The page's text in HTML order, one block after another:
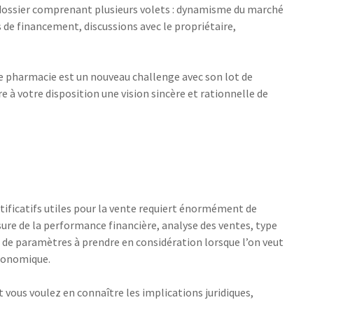
comprenant plusieurs volets : dynamisme du marché
financement, discussions avec le propriétaire,
est un nouveau challenge avec son lot de
à votre disposition une vision sincère et rationnelle de
utiles pour la vente requiert énormément de
de la performance financière, analyse des ventes, type
paramètres à prendre en considération lorsque l’on veut
vous voulez en connaître les implications juridiques,